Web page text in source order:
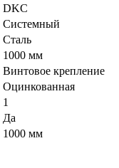
DKC
Системный
Сталь
1000 мм
Винтовое крепление
Оцинкованная
1
Да
1000 мм